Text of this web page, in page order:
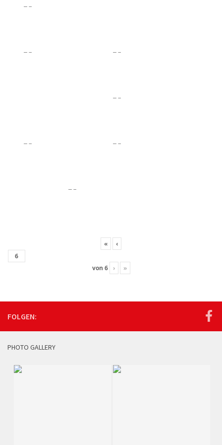
« ‹
von 6 › »
FOLGEN:
PHOTO GALLERY